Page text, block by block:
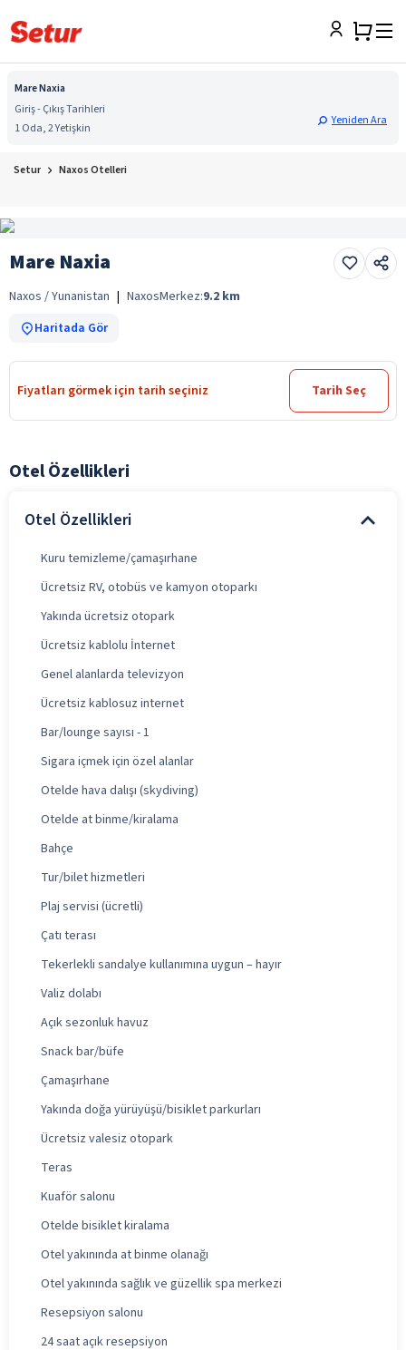
Mare Naxia
Giriş - Çıkış Tarihleri
1 Oda, 2 Yetişkin
Yeniden Ara
Setur Naxos Otelleri
Mare Naxia
Naxos / Yunanistan | NaxosMerkez:9.2 km
Haritada Gör
Fiyatları görmek için tarih seçiniz Tarih Seç
Otel Özellikleri
Otel Özellikleri
Kuru temizleme/çamaşırhane
Ücretsiz RV, otobüs ve kamyon otoparkı
Yakında ücretsiz otopark
Ücretsiz kablolu İnternet
Genel alanlarda televizyon
Ücretsiz kablosuz internet
Bar/lounge sayısı - 1
Sigara içmek için özel alanlar
Otelde hava dalışı (skydiving)
Otelde at binme/kiralama
Bahçe
Tur/bilet hizmetleri
Plaj servisi (ücretli)
Çatı terası
Tekerlekli sandalye kullanımına uygun – hayır
Valiz dolabı
Açık sezonluk havuz
Snack bar/büfe
Çamaşırhane
Yakında doğa yürüyüşü/bisiklet parkurları
Ücretsiz valesiz otopark
Teras
Kuaför salonu
Otelde bisiklet kiralama
Otel yakınında at binme olanağı
Otel yakınında sağlık ve güzellik spa merkezi
Resepsiyon salonu
24 saat açık resepsiyon